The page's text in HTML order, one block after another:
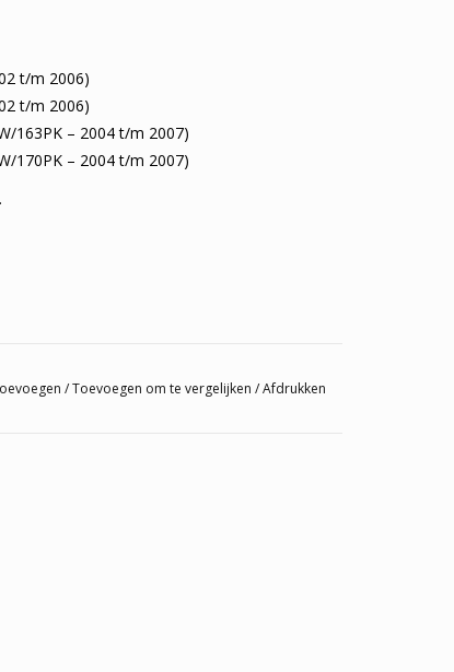
t/m 2006)
t/m 2006)
163PK – 2004 t/m 2007)
170PK – 2004 t/m 2007)
/Toevoegen om te vergelijken /Afdrukken